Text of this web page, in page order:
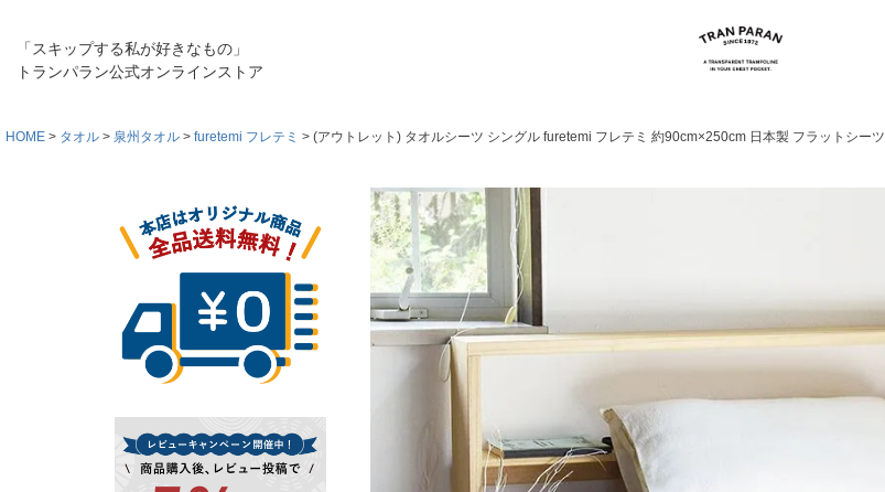
「スキップする私が好きなもの」
トランパラン公式オンラインストア
HOME タオル 泉州タオル furetemi フレテミ (アウトレット) タオルシーツ シングル furetemi フレテミ 約90cm×250cm 日本製 フラットシーツ